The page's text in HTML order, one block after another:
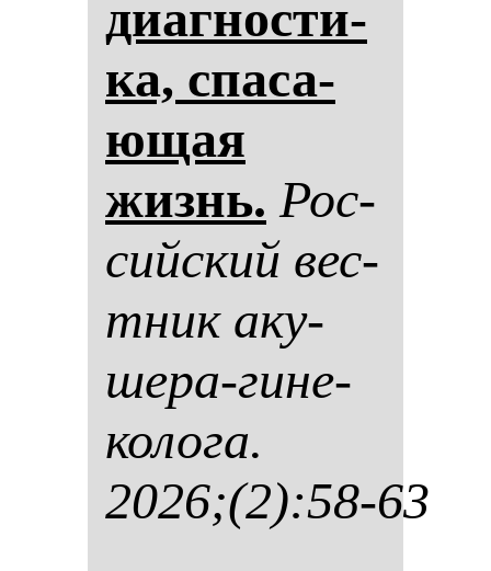
ди­аг­нос­ти­
ка, спа­са­
ющая
жизнь. Рос­
сий­ский вес­
тник аку­
ше­ра-ги­не­
ко­ло­га.
2026;(2):58-63